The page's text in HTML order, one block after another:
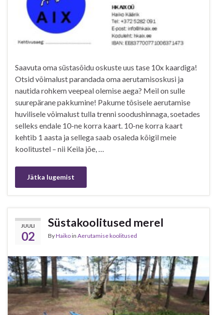
Saavuta oma süstasõidu oskuste uus tase 10x kaardiga!
Otsid võimalust parandada oma aerutamisoskusi ja
nautida rohkem veepeal olemise aega? Meil on sulle
suurepärane pakkumine! Pakume tõsisele aerutamise
huvilisele võimalust tulla trenni soodushinnaga, soetades
selleks endale 10-ne korra kaart. 10-ne korra kaart
kehtib 1 aasta ja sellega saab osaleda kõigil meie
koolitustel – nii Keila jõe, …
Jätka lugemist
JUULI
02
Süstakoolitused merel
ByHaikoin Aerutamise koolitused